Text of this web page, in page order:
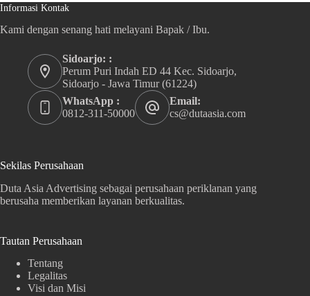
Informasi Kontak
Kami dengan senang hati melayani Bapak / Ibu.
Sidoarjo: :
Perum Puri Indah ED 44 Kec. Sidoarjo,
Sidoarjo - Jawa Timur (61224)
WhatsApp :
0812-311-50000
Email:
cs@dutaasia.com
Sekilas Perusahaan
Duta Asia Advertising sebagai perusahaan periklanan yang
berusaha memberikan layanan berkualitas.
Tautan Perusahaan
Tentang
Legalitas
Visi dan Misi